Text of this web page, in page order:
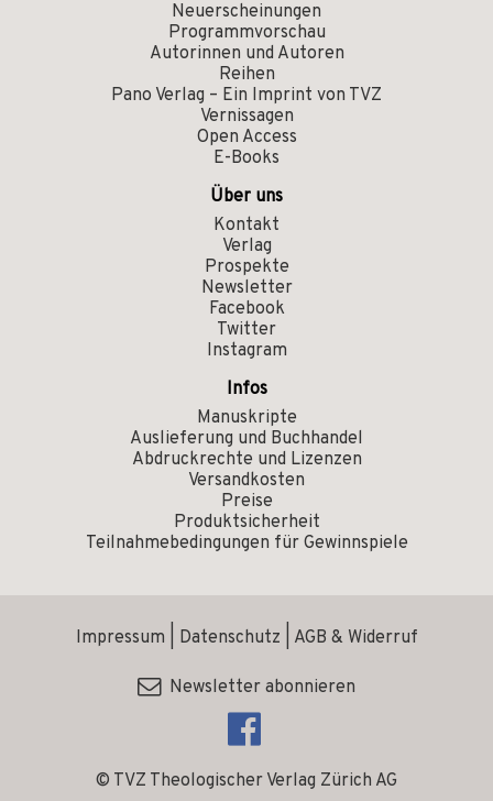
Neuerscheinungen
Programmvorschau
Autorinnen und Autoren
Reihen
Pano Verlag – Ein Imprint von TVZ
Vernissagen
Open Access
E-Books
Über uns
Kontakt
Verlag
Prospekte
Newsletter
Facebook
Twitter
Instagram
Infos
Manuskripte
Auslieferung und Buchhandel
Abdruckrechte und Lizenzen
Versandkosten
Preise
Produktsicherheit
Teilnahmebedingungen für Gewinnspiele
© TVZ Theologischer Verlag Zürich AG
Impressum Datenschutz AGB & Widerruf
Newsletter abonnieren